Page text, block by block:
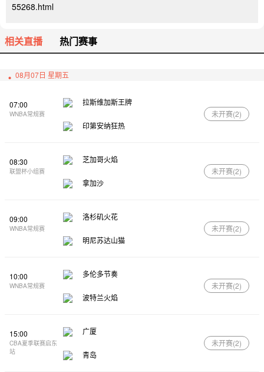
55268.html
相关直播 热门赛事
08月07日 星期五
07:00
WNBA常规赛
拉斯维加斯王牌
印第安纳狂热
未开赛(2)
08:30
联盟杯小组赛
芝加哥火焰
拿加沙
未开赛(2)
09:00
WNBA常规赛
洛杉矶火花
明尼苏达山猫
未开赛(2)
10:00
WNBA常规赛
多伦多节奏
波特兰火焰
未开赛(2)
15:00
CBA夏季联赛启东
站
广厦
青岛
未开赛(2)